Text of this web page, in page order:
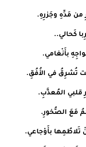
من مَدِّهِ وجَزرِهِ.
كَحالي..
بأَنْغامي.
تُشرِقُ في الأُفُقِ.
قلبي المُعذَّبِ.
مَعَ الصُّخورِ.
تَلاطُمِها بأَوْجاعي.